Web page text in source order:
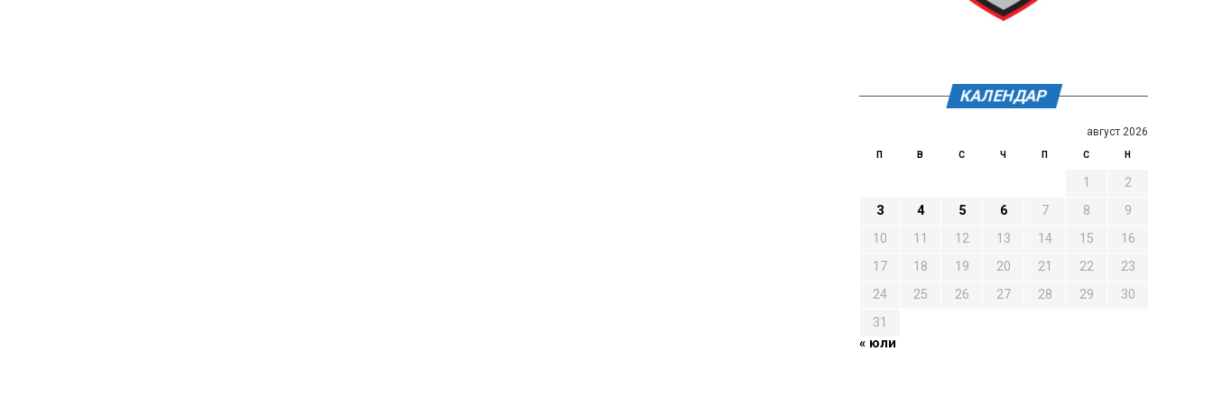
КАЛЕНДАР
август 2026
П В С Ч П С Н
1
2
3
4 5 6 7 8
9
10
11 12 13 14 15
16
17
18 19 20 21 22
23
24
25 26 27 28 29
30
31
« юли